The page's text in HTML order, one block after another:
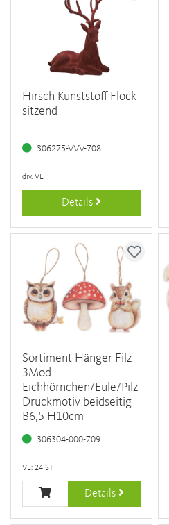
Hirsch Kunststoff Flock
sitzend
306275-VVV-708
div. VE
Details
Sortiment Hänger Filz
3Mod
Eichhörnchen/Eule/Pilz
Druckmotiv beidseitig
B6,5 H10cm
306304-000-709
VE: 24 ST
Details